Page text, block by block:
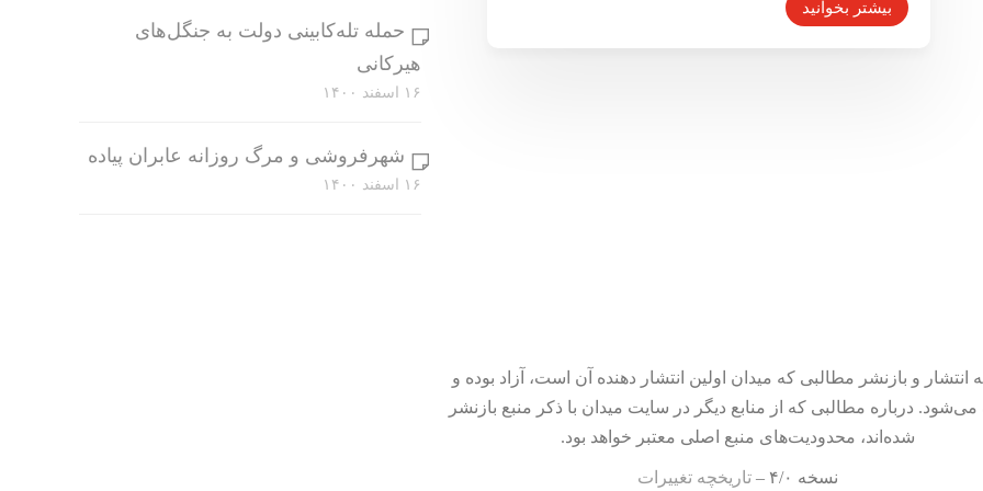
بیشتر بخوانید
حمله تله‌کابینی دولت به جنگل‌های
هیرکانی
۱۶ اسفند ۱۴۰۰
شهرفروشی و مرگ روزانه عابران پیاده
۱۶ اسفند ۱۴۰۰
انتشار و بازنشر مطالبی که میدان اولین انتشار دهنده آن است، آزاد بوده و
درباره مطالبی که از منابع دیگر در سایت میدان با ذکر منبع بازنشر
شده‌اند، محدودیت‌های منبع اصلی معتبر خواهد بود.
نسخه ۴/۰ – تاریخچه تغییرات